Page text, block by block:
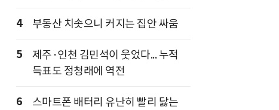
4 부동산 치솟으니 커지는 집안 싸움
5
제주·인천 김민석이 웃었다... 누적
득표도 정청래에 역전
6
스마트폰 배터리 유난히 빨리 닳는